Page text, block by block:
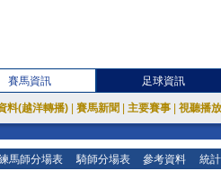
賽馬資訊 足球資訊
料(越洋轉播) 賽馬新聞 主要賽事 視聽播
馬師分場表 騎師分場表 參考資料 統